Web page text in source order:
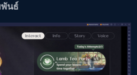
พันธ์